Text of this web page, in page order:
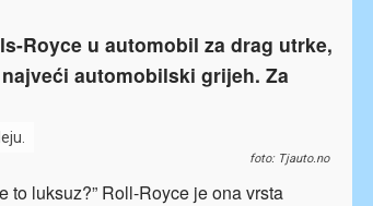
Royce u automobil za drag utrke,
automobilski grijeh. Za
foto: Tjauto.no
to luksuz?” Roll-Royce je ona vrsta